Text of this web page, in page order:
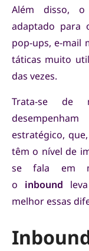
Além disso,
adaptado para
pop-ups, e-mail
táticas muito
das vezes.
Trata-se de
estratégico,
têm o nível de
se fala em
o inbound
melhor essas